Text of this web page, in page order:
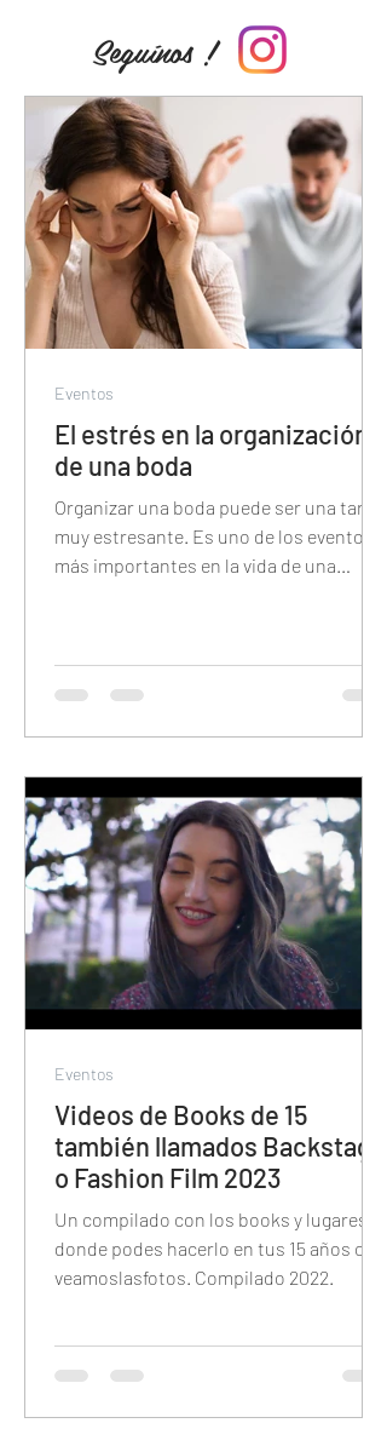
Seguínos !
El estrés en la organización
de una boda
Organizar una boda puede ser una tarea
muy estresante. Es uno de los eventos
más importantes en la vida de una
Eventos
Videos de Books de 15
también llamados Backstage
o Fashion Film 2023
Un compilado con los books y lugares
donde podes hacerlo en tus 15 años con
veamoslasfotos. Compilado 2022.
Eventos